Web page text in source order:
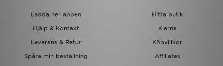
Ladda ner appen
Hitta butik
Hjälp & Kontakt
Klarna
Leverans & Retur
Köpvillkor
Spåra min beställning
Affiliates